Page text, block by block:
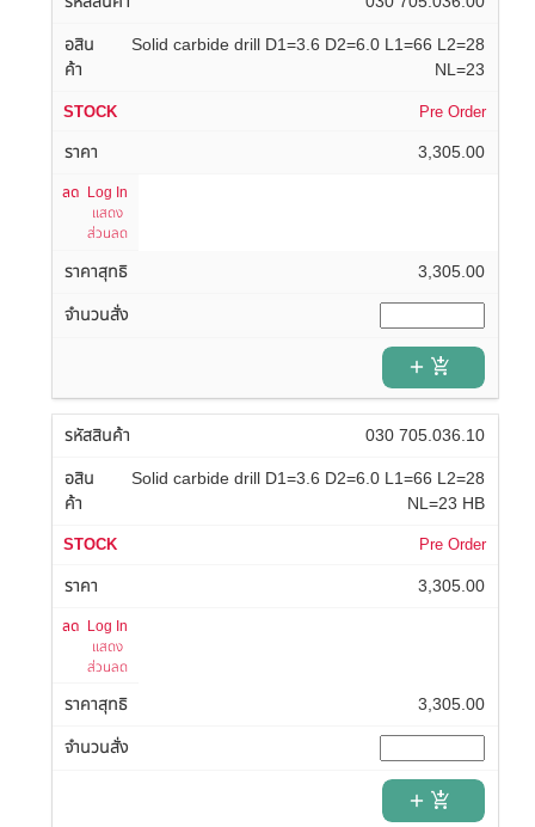
Solid carbide drill D1=3.6 D2=6.0 L1=66 L2=28
NL=23
Pre Order
3,305.00
Log In
แสดง
ส่วนลด
3,305.00
add_shopping_cart
030 705.036.10
Solid carbide drill D1=3.6 D2=6.0 L1=66 L2=28
NL=23 HB
Pre Order
3,305.00
Log In
แสดง
ส่วนลด
3,305.00
add_shopping_cart